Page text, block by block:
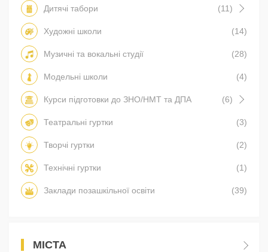
Дитячі табори (11)
Художні школи (14)
Музичні та вокальні студії (28)
Модельні школи (4)
Курси підготовки до ЗНО/НМТ та ДПА (6)
Театральні гуртки (3)
Творчі гуртки (2)
Технічні гуртки (1)
Заклади позашкільної освіти (39)
МІСТА